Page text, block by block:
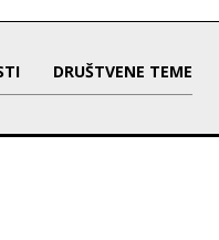
DRUŠTVENE TEME